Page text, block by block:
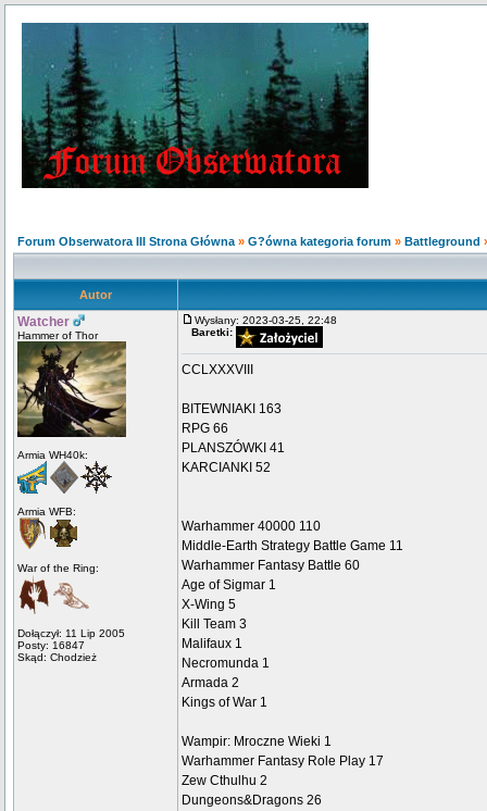
Forum Obserwatora III Strona Główna » G?ówna kategoria forum » Battleground
Autor
Watcher
Hammer of Thor
Armia WH40k:
Armia WFB:
War of the Ring:
Dołączył: 11 Lip 2005
Posty: 16847
Skąd: Chodzież
Wysłany: 2023-03-25, 22:48
Baretki:
CCLXXXVIII
BITEWNIAKI 163
RPG 66
PLANSZÓWKI 41
KARCIANKI 52
Warhammer 40000 110
Middle-Earth Strategy Battle Game 11
Warhammer Fantasy Battle 60
Age of Sigmar 1
X-Wing 5
Kill Team 3
Malifaux 1
Necromunda 1
Armada 2
Kings of War 1
Wampir: Mroczne Wieki 1
Warhammer Fantasy Role Play 17
Zew Cthulhu 2
Dungeons&Dragons 26